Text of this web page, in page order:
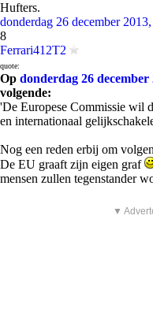
Hufters.
donderdag 26 december
8
Ferrari412T2
quote:
Op donderdag 26 december
volgende:
'De Europese Commissie wil
en internationaal
Nog een reden erbij om
De EU graaft zijn eigen graf
mensen zullen tegenstander
▼